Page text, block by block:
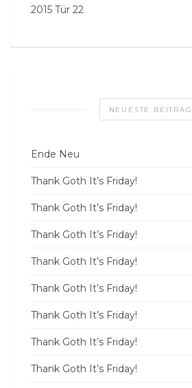
2015 Tür 22
NEUESTE
Ende Neu
Thank Goth It’s Friday!
Thank Goth It’s Friday!
Thank Goth It’s Friday!
Thank Goth It’s Friday!
Thank Goth It’s Friday!
Thank Goth It’s Friday!
Thank Goth It’s Friday!
Thank Goth It’s Friday!